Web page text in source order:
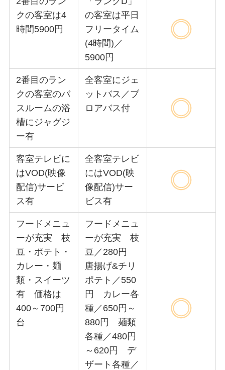
クの客室は4
時間5900円
の客室は平日
フリータイム
(4時間)／
5900円
2番目のラン
クの客室のバ
スルームの浴
槽にジャグジ
ー有
全客室にジェ
ットバス／ブ
ロアバス付
客室テレビに
はVOD(映像
配信)サービ
ス有
全客室テレビ
にはVOD(映
像配信)サー
ビス有
フードメニュ
ーが充実 枝
豆・ポテト・
カレー・麺
類・スイーツ
有 価格は
400～700円
台
フードメニュ
ーが充実 枝
豆／280円
唐揚げ&チリ
ポテト／550
円 カレー各
種／650円～
880円 麺類
各種／480円
～620円 デ
ザート各種／